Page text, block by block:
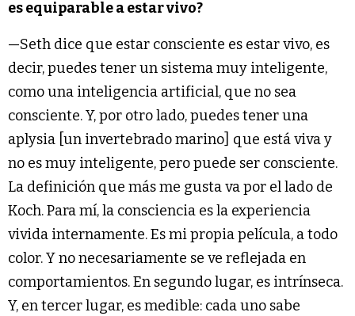
es equiparable a estar vivo?
—Seth dice que estar consciente es estar vivo, es
decir, puedes tener un sistema muy inteligente,
como una inteligencia artificial, que no sea
consciente. Y, por otro lado, puedes tener una
aplysia [un invertebrado marino] que está viva y
no es muy inteligente, pero puede ser consciente.
La definición que más me gusta va por el lado de
Koch. Para mí, la consciencia es la experiencia
vivida internamente. Es mi propia película, a todo
color. Y no necesariamente se ve reflejada en
comportamientos. En segundo lugar, es intrínseca.
Y, en tercer lugar, es medible: cada uno sabe